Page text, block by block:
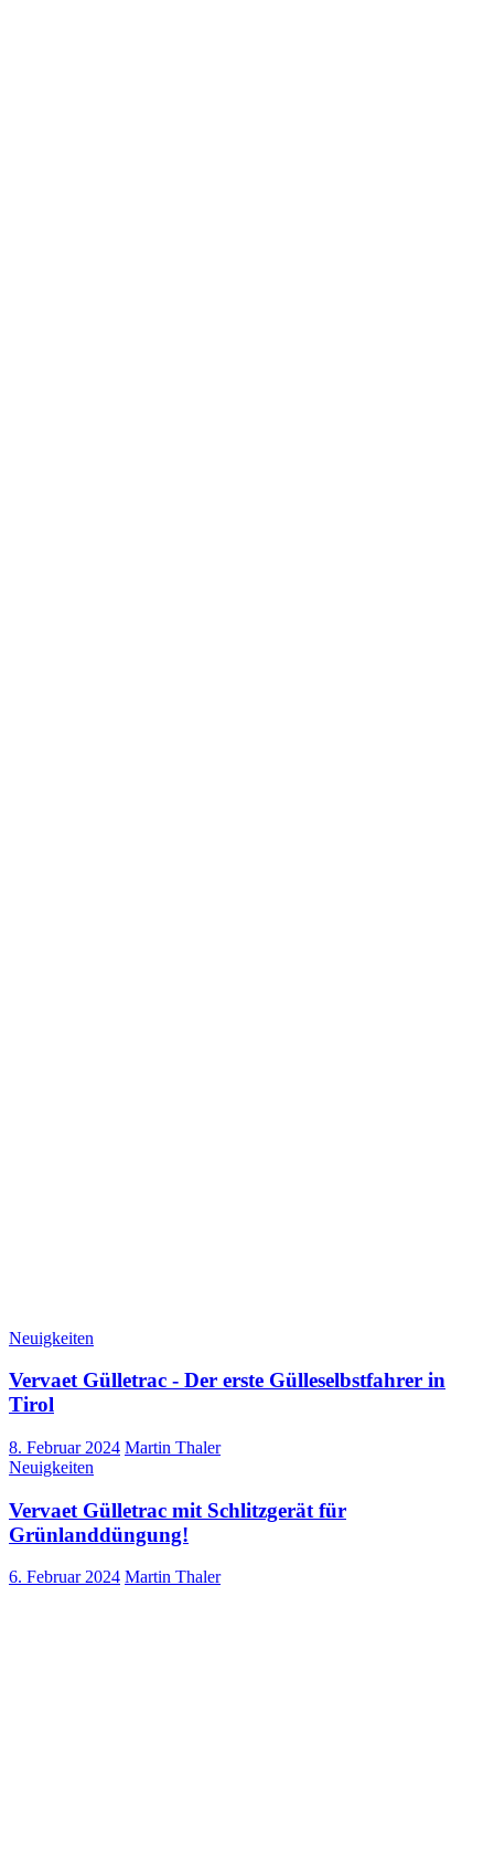
Neuigkeiten
Vervaet Gülletrac - Der erste Gülleselbstfahrer in
Tirol
8. Februar 2024 Martin Thaler
Neuigkeiten
Vervaet Gülletrac mit Schlitzgerät für
Grünlanddüngung!
6. Februar 2024 Martin Thaler